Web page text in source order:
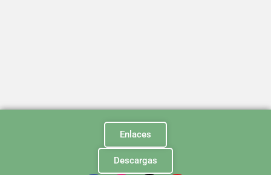
Enlaces
Descargas